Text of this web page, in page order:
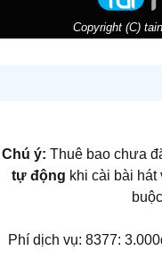
Copyright (C)
Chú ý: Thuê bao chưa
tự động khi cài bài
Phí dịch vụ: 8377: